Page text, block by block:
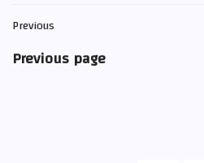
Previous
Previous page